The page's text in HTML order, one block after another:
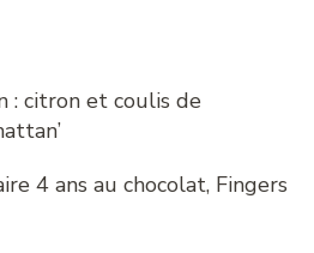
: citron et coulis de
4 ans au chocolat, Fingers